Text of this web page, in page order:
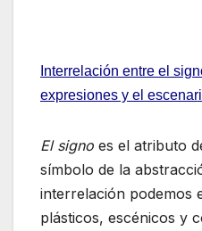
Interrelación entre el
expresiones y el
El signo es el atributo
símbolo de la
interrelación podemos
plásticos, escénicos y